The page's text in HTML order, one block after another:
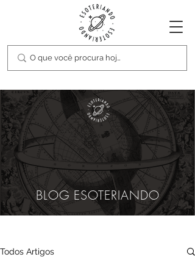
BLOG ESOTERIANDO
Todos Artigos